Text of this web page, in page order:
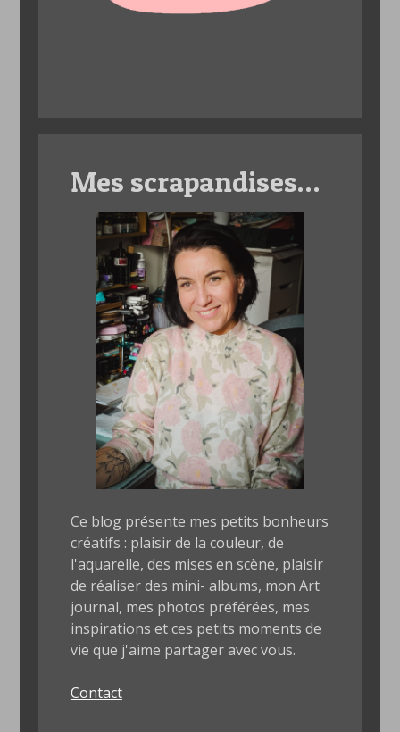
Mes scrapandises…
Ce blog présente mes petits bonheurs
créatifs : plaisir de la couleur, de
l'aquarelle, des mises en scène, plaisir
de réaliser des mini- albums, mon Art
journal, mes photos préférées, mes
inspirations et ces petits moments de
vie que j'aime partager avec vous.
Contact